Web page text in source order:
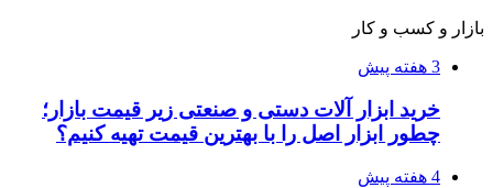
بازار و کسب و کار
3 هفته پیش
خرید ابزار آلات دستی و صنعتی زیر قیمت بازار؛
چطور ابزار اصل را با بهترین قیمت تهیه کنیم؟
4 هفته پیش